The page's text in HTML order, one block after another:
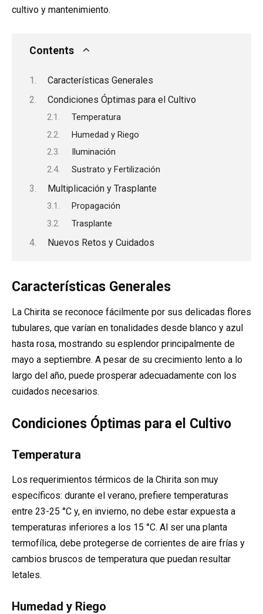
cultivo y mantenimiento.
Contents
Características Generales
Condiciones Óptimas para el Cultivo
Temperatura
Humedad y Riego
Iluminación
Sustrato y Fertilización
Multiplicación y Trasplante
Propagación
Trasplante
Nuevos Retos y Cuidados
Características Generales
La Chirita se reconoce fácilmente por sus delicadas flores
tubulares, que varían en tonalidades desde blanco y azul
hasta rosa, mostrando su esplendor principalmente de
mayo a septiembre. A pesar de su crecimiento lento a lo
largo del año, puede prosperar adecuadamente con los
cuidados necesarios.
Condiciones Óptimas para el Cultivo
Temperatura
Los requerimientos térmicos de la Chirita son muy
específicos: durante el verano, prefiere temperaturas
entre 23-25 °C y, en invierno, no debe estar expuesta a
temperaturas inferiores a los 15 °C. Al ser una planta
termofílica, debe protegerse de corrientes de aire frías y
cambios bruscos de temperatura que puedan resultar
letales.
Humedad y Riego